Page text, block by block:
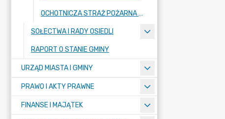
OCHOTNICZA STRAŻ POŻARNA W KŁODAWIE
SOŁECTWA I RADY OSIEDLI
RAPORT O STANIE GMINY
URZĄD MIASTA I GMINY
PRAWO I AKTY PRAWNE
FINANSE I MAJĄTEK